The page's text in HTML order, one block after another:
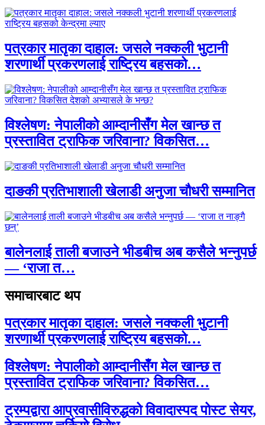
पत्रकार मातृका दाहाल: जसले नक्कली भुटानी
शरणार्थी प्रकरणलाई राष्ट्रिय बहसको…
विश्लेषण: नेपालीको आम्दानीसँग मेल खान्छ त
प्रस्तावित ट्राफिक जरिवाना? विकसित…
दाङकी प्रतिभाशाली खेलाडी अनुजा चौधरी सम्मानित
बालेनलाई ताली बजाउने भीडबीच अब कसैले भन्नुपर्छ
— ‘राजा त…
समाचारबाट थप
पत्रकार मातृका दाहाल: जसले नक्कली भुटानी
शरणार्थी प्रकरणलाई राष्ट्रिय बहसको…
विश्लेषण: नेपालीको आम्दानीसँग मेल खान्छ त
प्रस्तावित ट्राफिक जरिवाना? विकसित…
ट्रम्पद्वारा आप्रवासीविरुद्धको विवादास्पद पोस्ट सेयर,